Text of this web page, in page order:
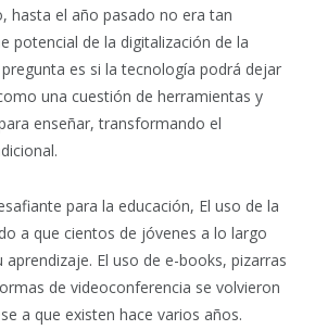
hasta el año pasado no era tan
potencial de la digitalización de la
es si la tecnología podrá dejar
una cuestión de herramientas y
enseñar, transformando el
para la educación, El uso de la
a que cientos de jóvenes a lo largo
aprendizaje. El uso de e-books, pizarras
de videoconferencia se volvieron
a que existen hace varios años.